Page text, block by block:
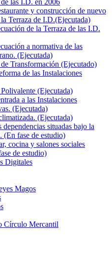
y construcción de nuevo
Terraza de I.D.(Ejecutada)
de la Terraza de las I.D.
a normativa de las
(Ejecutada)
Transformación (Ejecutado)
de las Instalaciones
(Ejecutada)
a las Instalaciones
(Ejecutada)
(Ejecutada)
dependencias situadas bajo la
(En fase de estudio)
cocina y salones sociales
de estudio)
Digitales
Magos
Círculo Mercantil